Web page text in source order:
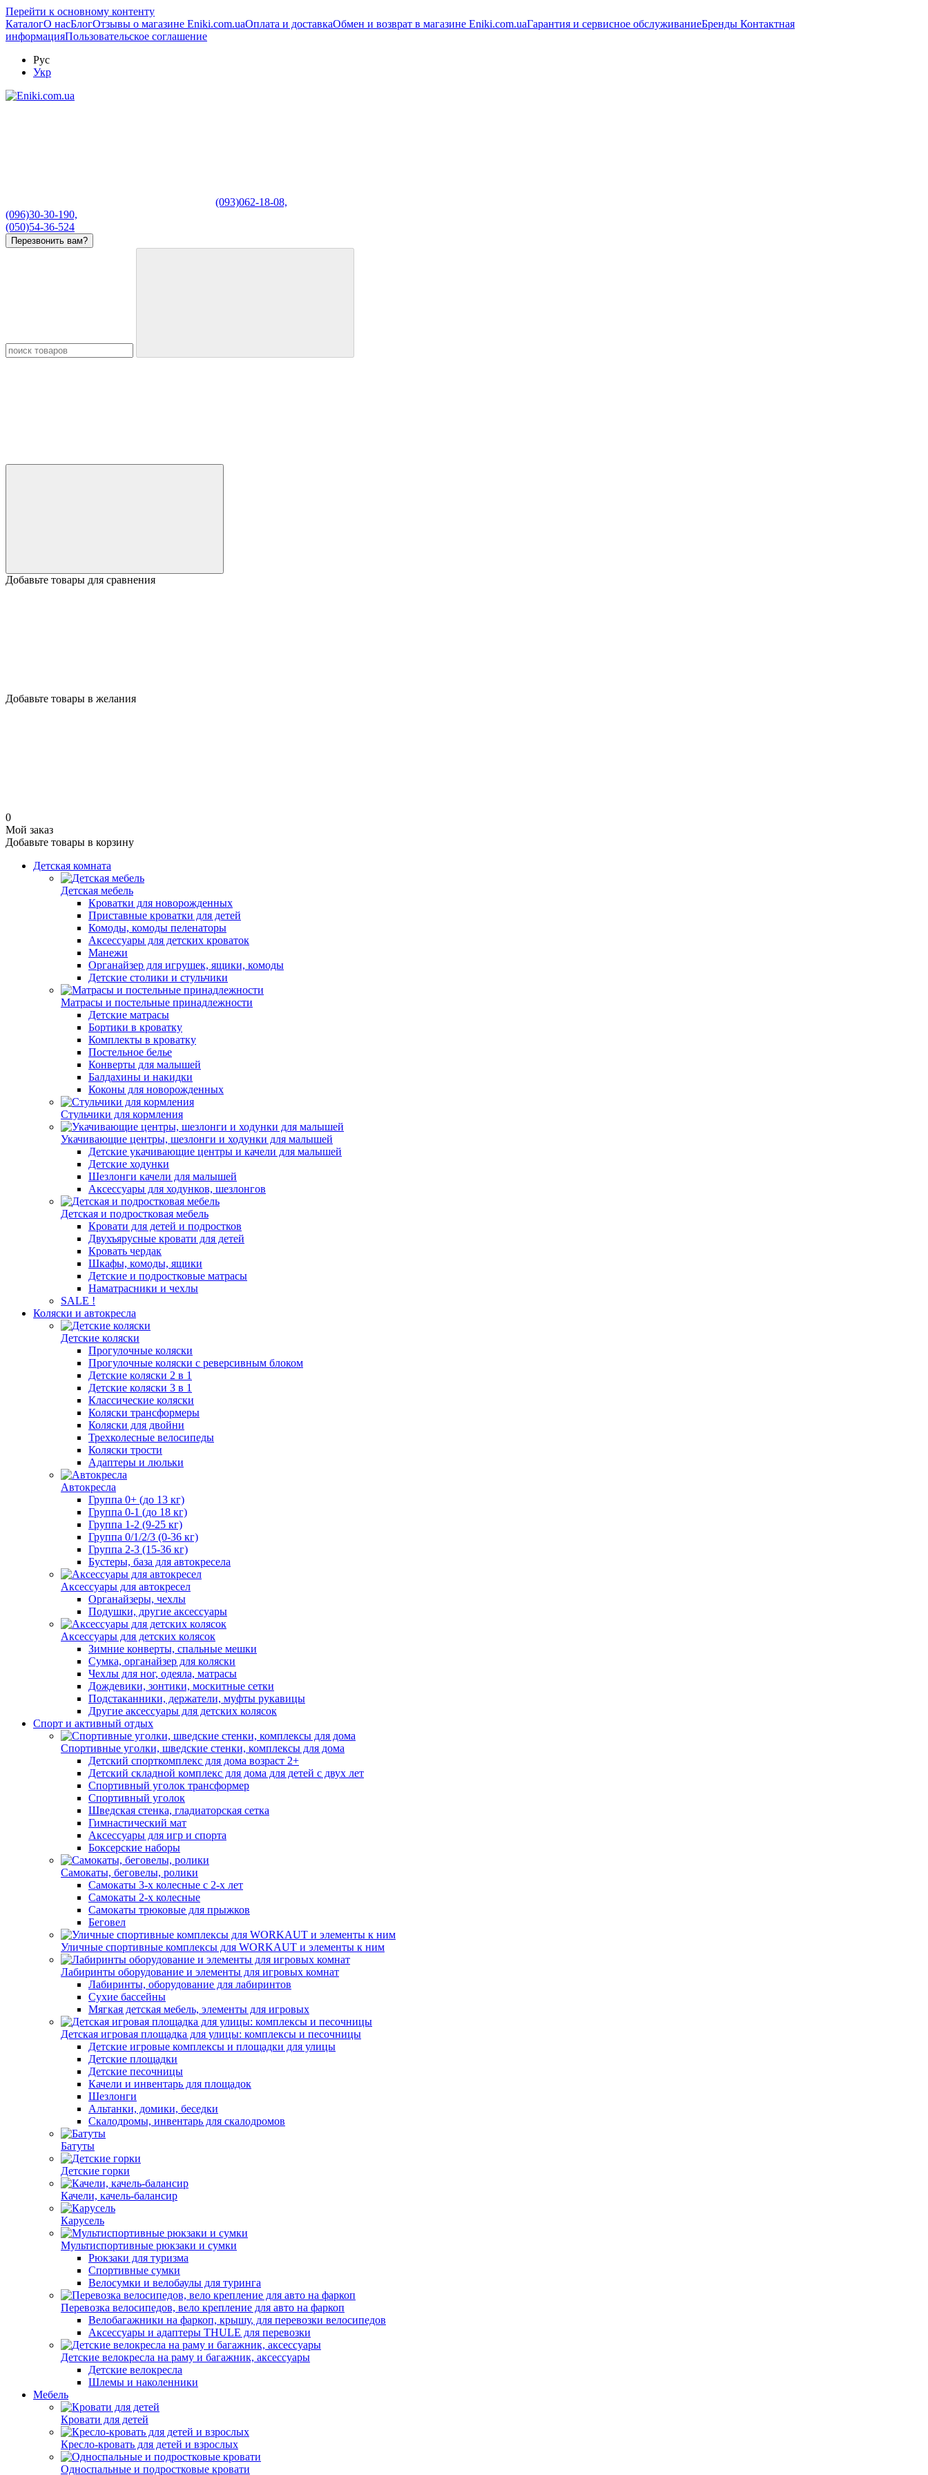
Перейти к основному контенту
КаталогО насБлогОтзывы о магазине Eniki.com.uaОплата и доставкаОбмен и возврат в магазине Eniki.com.uaГарантия и сервисное обслуживаниеБренды Контактная
информацияПользовательское соглашение
Рус
Укр
(093)062-18-08,
(096)30-30-190,
(050)54-36-524
Перезвонить вам?
Добавьте товары для сравнения
Добавьте товары в желания
0
Мой заказ
Добавьте товары в корзину
Детская комната
Детская мебель
Кроватки для новорожденных
Приставные кроватки для детей
Комоды, комоды пеленаторы
Аксессуары для детских кроваток
Манежи
Органайзер для игрушек, ящики, комоды
Детские столики и стульчики
Матрасы и постельные принадлежности
Детские матрасы
Бортики в кроватку
Комплекты в кроватку
Постельное белье
Конверты для малышей
Балдахины и накидки
Коконы для новорожденных
Стульчики для кормления
Укачивающие центры, шезлонги и ходунки для малышей
Детские укачивающие центры и качели для малышей
Детские ходунки
Шезлонги качели для малышей
Аксессуары для ходунков, шезлонгов
Детская и подростковая мебель
Кровати для детей и подростков
Двухъярусные кровати для детей
Кровать чердак
Шкафы, комоды, ящики
Детские и подростковые матрасы
Наматрасники и чехлы
SALE !
Коляски и автокресла
Детские коляски
Прогулочные коляски
Прогулочные коляски с реверсивным блоком
Детские коляски 2 в 1
Детские коляски 3 в 1
Классические коляски
Коляски трансформеры
Коляски для двойни
Трехколесные велосипеды
Коляски трости
Адаптеры и люльки
Автокресла
Группа 0+ (до 13 кг)
Группа 0-1 (до 18 кг)
Группа 1-2 (9-25 кг)
Группа 0/1/2/3 (0-36 кг)
Группа 2-3 (15-36 кг)
Бустеры, база для автокресела
Аксессуары для автокресел
Органайзеры, чехлы
Подушки, другие аксессуары
Аксессуары для детских колясок
Зимние конверты, спальные мешки
Сумка, органайзер для коляски
Чехлы для ног, одеяла, матрасы
Дождевики, зонтики, москитные сетки
Подстаканники, держатели, муфты рукавицы
Другие аксессуары для детских колясок
Спорт и активный отдых
Спортивные уголки, шведские стенки, комплексы для дома
Детский спорткомплекс для дома возраст 2+
Детский складной комплекс для дома для детей с двух лет
Спортивный уголок трансформер
Спортивный уголок
Шведская стенка, гладиаторская сетка
Гимнастический мат
Аксессуары для игр и спорта
Боксерские наборы
Самокаты, беговелы, ролики
Самокаты 3-х колесные с 2-х лет
Самокаты 2-х колесные
Самокаты трюковые для прыжков
Беговел
Уличные спортивные комплексы для WORKAUT и элементы к ним
Лабиринты оборудование и элементы для игровых комнат
Лабиринты, оборудование для лабиринтов
Сухие бассейны
Мягкая детская мебель, элементы для игровых
Детская игровая площадка для улицы: комплексы и песочницы
Детские игровые комплексы и площадки для улицы
Детские площадки
Детские песочницы
Качели и инвентарь для площадок
Шезлонги
Альтанки, домики, беседки
Скалодромы, инвентарь для скалодромов
Батуты
Детские горки
Качели, качель-балансир
Карусель
Мультиспортивные рюкзаки и сумки
Рюкзаки для туризма
Спортивные сумки
Велосумки и велобаулы для туринга
Перевозка велосипедов, вело крепление для авто на фаркоп
Велобагажники на фаркоп, крышу, для перевозки велосипедов
Аксессуары и адаптеры THULE для перевозки
Детские велокресла на раму и багажник, аксессуары
Детские велокресла
Шлемы и наколенники
Мебель
Кровати для детей
Кресло-кровать для детей и взрослых
Односпальные и подростковые кровати